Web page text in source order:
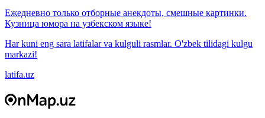
Ежедневно только отборные анекдоты, смешные картинки.
Кузница юмора на узбекском языке!
Har kuni eng sara latifalar va kulguli rasmlar. O'zbek tilidagi kulgu
markazi!
latifa.uz